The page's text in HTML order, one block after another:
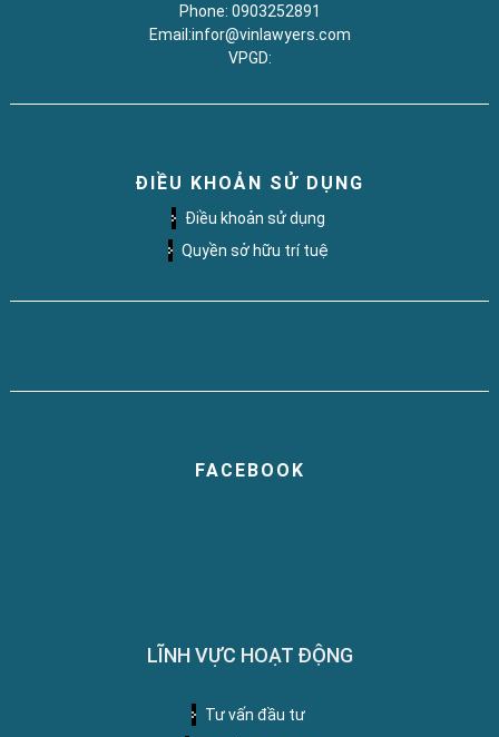
Phone: 0903252891
Email:infor@vinlawyers.com
VPGD:
ĐIỀU KHOẢN SỬ DỤNG
Điều khoản sử dụng
Quyền sở hữu trí tuệ
FACEBOOK
LĨNH VỰC HOẠT ĐỘNG
Tư vấn đầu tư